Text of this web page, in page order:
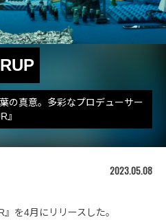
の真意。多彩なプロデューサー
』
2023.05.08
を4月にリリースした。